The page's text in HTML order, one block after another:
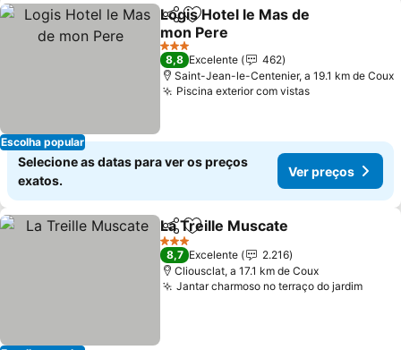
Escolha popular
PartilharAdicionar aos favoritos
Logis Hotel le Mas de
mon Pere
Ver preços
3 Estrelas
8,8 Excelente
462
Saint-Jean-le-Centenier, a 19.1 km de Coux
Piscina exterior com vistasVer preços
Selecione as datas para ver os preços
exatos.
Ver preços
PartilharAdicionar aos favoritos
La Treille Muscate
3 Estrelas
8,7 Excelente
2.216
Cliousclat, a 17.1 km de Coux
Jantar charmoso no terraço do jardimVer